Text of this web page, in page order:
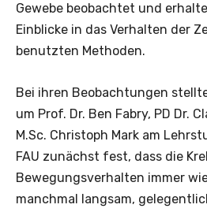
Gewebe beobachtet und
Einblicke in das Verhalten der
benutzten Methoden.
Bei ihren Beobachtungen
um Prof. Dr. Ben Fabry, PD Dr.
M.Sc. Christoph Mark am
FAU zunächst fest, dass die
Bewegungsverhalten immer
manchmal langsam,